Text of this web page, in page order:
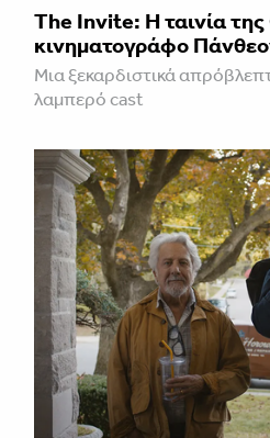
The Invite: Η ταινία
κινηματογράφο
Μια ξεκαρδιστικά
λαμπερό cast